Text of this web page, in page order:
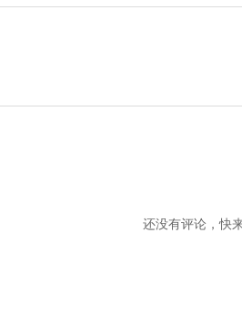
还没有评论，快